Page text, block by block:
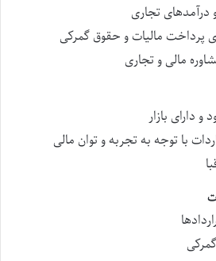
تجاری
پرداخت مالیات و حقوق گمرکی
مالی و تجاری
دارای بازار
با توجه به تجربه و توان مالی